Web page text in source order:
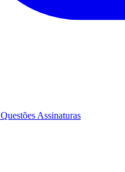
Questões Assinaturas